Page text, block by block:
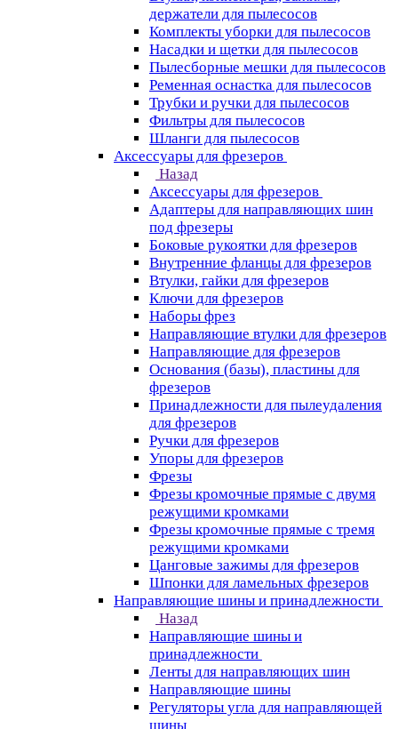
держатели для пылесосов
Комплекты уборки для пылесосов
Насадки и щетки для пылесосов
Пылесборные мешки для пылесосов
Ременная оснастка для пылесосов
Трубки и ручки для пылесосов
Фильтры для пылесосов
Шланги для пылесосов
Аксессуары для фрезеров
Назад
Аксессуары для фрезеров
Адаптеры для направляющих шин
под фрезеры
Боковые рукоятки для фрезеров
Внутренние фланцы для фрезеров
Втулки, гайки для фрезеров
Ключи для фрезеров
Наборы фрез
Направляющие втулки для фрезеров
Направляющие для фрезеров
Основания (базы), пластины для
фрезеров
Принадлежности для пылеудаления
для фрезеров
Ручки для фрезеров
Упоры для фрезеров
Фрезы
Фрезы кромочные прямые с двумя
режущими кромками
Фрезы кромочные прямые с тремя
режущими кромками
Цанговые зажимы для фрезеров
Шпонки для ламельных фрезеров
Направляющие шины и принадлежности
Назад
Направляющие шины и
принадлежности
Ленты для направляющих шин
Направляющие шины
Регуляторы угла для направляющей
шины